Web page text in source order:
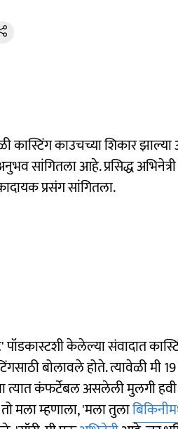
कास्टिंग काउचच्या शिकार
सांगितला आहे. प्रसिद्ध
प्रसंग सांगितला.
केलेल्या संवादात
बोलावले होते. त्यावेळी मी
त्यात कंफर्टेबल असलेली मुलगी
मला म्हणाला, 'मला तुला